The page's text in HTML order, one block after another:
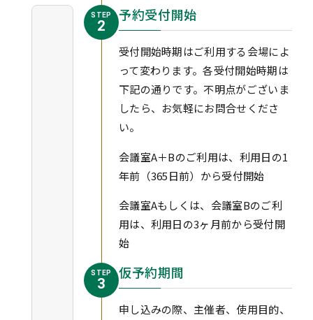
STEP
2
予約受付開始
受付開始時期はご利用する会場によ
って変わります。各受付開始時期は
下記の通りです。不明点がございま
したら、お気軽にお問合せくださ
い。
会議室A＋Bのご利用は、利用日の1
年前（365日前）から受付開始
会議室Aもしくは、会議室Bのご利
用は、利用日の3ヶ月前から受付開
始
STEP
3
仮予約期間
申し込みの際、主催者、使用目的、